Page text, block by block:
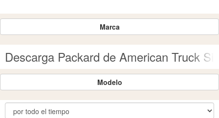
Marca
Descarga Packard de American Truck
Modelo